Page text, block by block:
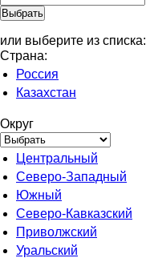
или выберите из списка:
Страна:
Россия
Казахстан
Округ
Центральный
Северо-Западный
Южный
Северо-Кавказский
Приволжский
Уральский